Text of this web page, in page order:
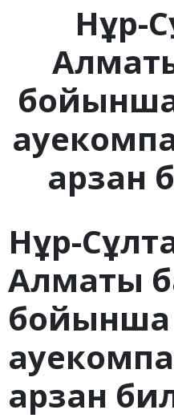
Нұр-
арзан
Нұр-
Алматы
бойынша
арзан